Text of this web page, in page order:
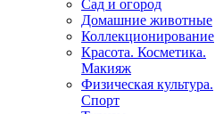
Сад и огород
Домашние животные
Коллекционирование
Красота. Косметика.
Макияж
Физическая культура.
Спорт